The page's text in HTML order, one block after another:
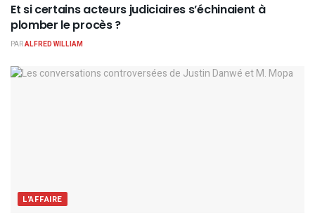
Et si certains acteurs judiciaires s’échinaient à
plomber le procès ?
PARALFRED WILLIAM
L'AFFAIRE